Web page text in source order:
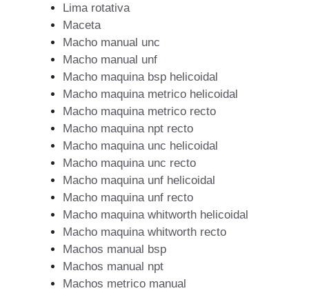
Lima rotativa
Maceta
Macho manual unc
Macho manual unf
Macho maquina bsp helicoidal
Macho maquina metrico helicoidal
Macho maquina metrico recto
Macho maquina npt recto
Macho maquina unc helicoidal
Macho maquina unc recto
Macho maquina unf helicoidal
Macho maquina unf recto
Macho maquina whitworth helicoidal
Macho maquina whitworth recto
Machos manual bsp
Machos manual npt
Machos metrico manual